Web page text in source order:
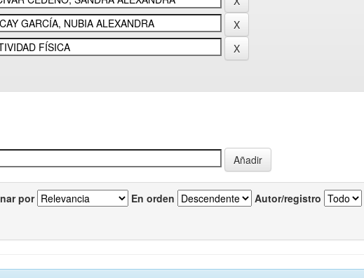
por En orden Autor/registro